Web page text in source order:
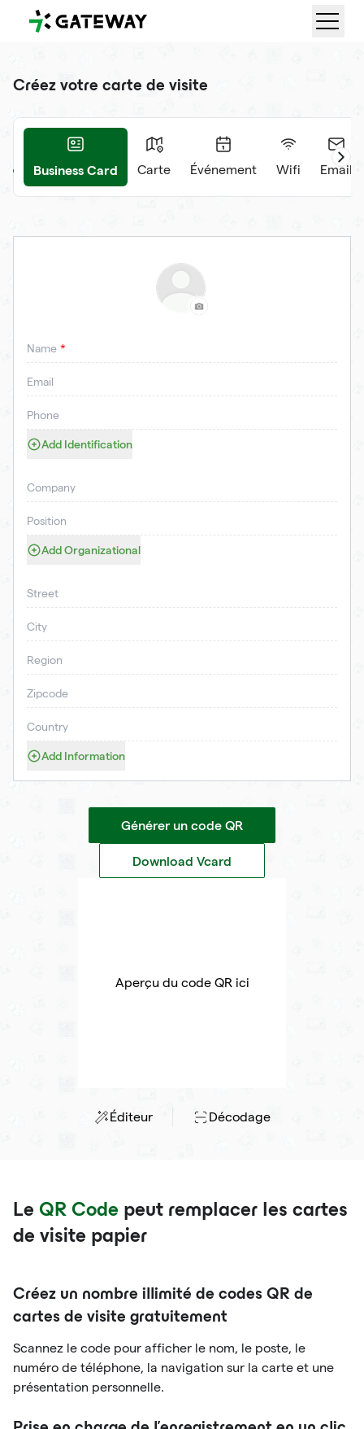
QRGateway
Créez votre carte de visite
Business Card Carte Événement Wifi Email
Name
Email
Phone
Add Identification
Company
Position
Add Organizational
Street
City
Region
Zipcode
Country
Add Information
Générer un code QR
Download Vcard
Aperçu du code QR ici
Éditeur Décodage
Le QR Code peut remplacer les cartes
de visite papier
Créez un nombre illimité de codes QR de
cartes de visite gratuitement
Scannez le code pour afficher le nom, le poste, le
numéro de téléphone, la navigation sur la carte et une
présentation personnelle.